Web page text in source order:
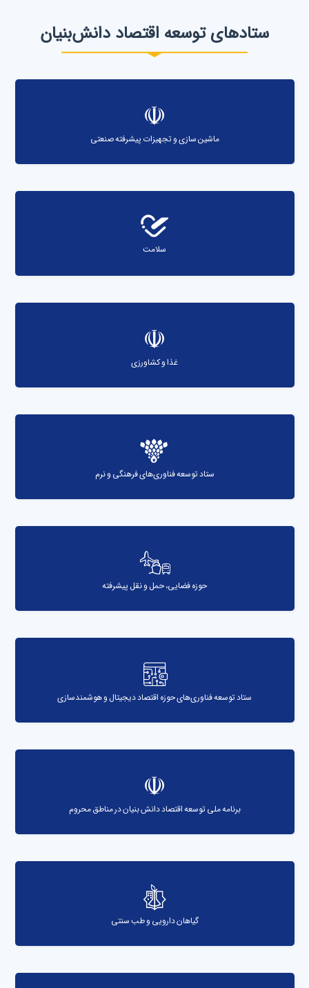
ستاد‌های توسعه اقتصاد دانش‌بنیان
ماشین سازی و تجهیزات پیشرفته صنعتی
سلامت
غذا و کشاورزی
ستاد توسعه فناوری‌های فرهنگی و نرم
حوزه فضایی، حمل و نقل پیشرفته
ستاد توسعه فناوری‌های حوزه اقتصاد دیجیتال و هوشمندسازی
برنامه ملی توسعه اقتصاد دانش بنیان در مناطق محروم
گیاهان دارویی و طب سنتی